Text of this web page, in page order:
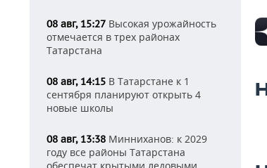
08 авг, 15:27 Высокая урожайность
отмечается в трех районах
Татарстана
08 авг, 14:15 В Татарстане к 1
сентября планируют открыть 4
новые школы
08 авг, 13:38 Минниханов: к 2029
году все районы Татарстана